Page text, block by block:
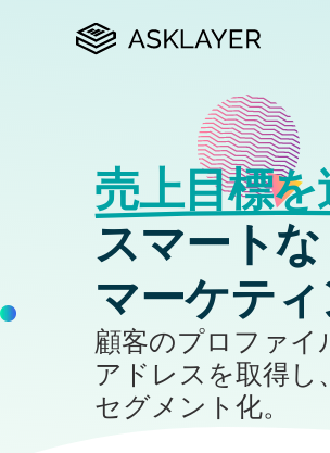
売上目標を
スマートな
マーケテ
顧客のプロファイ
アドレスを取得し
セグメント化。